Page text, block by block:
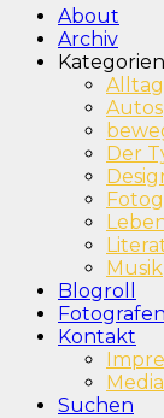
About
Archiv
Kategorien
Alltag
Autos
Der
Musik
Blogroll
Fotografen
Kontakt
Suchen